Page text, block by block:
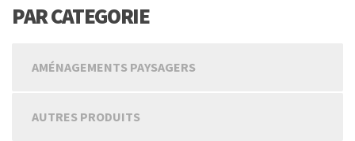
PAR CATEGORIE
AMÉNAGEMENTS PAYSAGERS
AUTRES PRODUITS